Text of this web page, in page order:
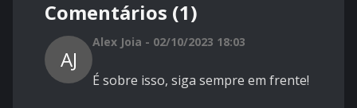
Comentários (1)
AJ
Alex Joia - 02/10/2023 18:03
É sobre isso, siga sempre em frente!